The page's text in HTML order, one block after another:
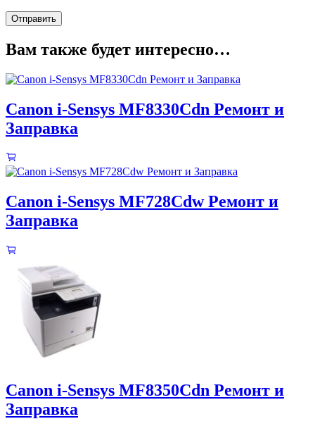
Вам также будет интересно…
Canon i-Sensys MF8330Cdn Ремонт и
Заправка
Canon i-Sensys MF728Cdw Ремонт и
Заправка
Canon i-Sensys MF8350Cdn Ремонт и
Заправка